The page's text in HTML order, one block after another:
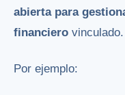
abierta para
financiero vinculado.
Por ejemplo: